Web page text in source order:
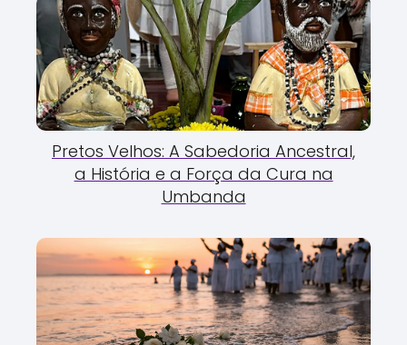
Pretos Velhos: A Sabedoria Ancestral,
a História e a Força da Cura na
Umbanda